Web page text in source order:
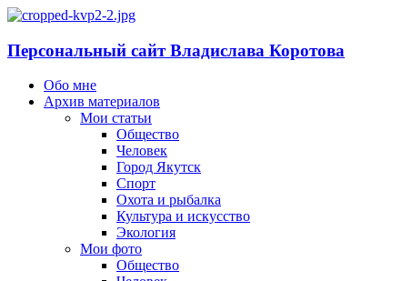
Персональный сайт Владислава Коротова
Обо мне
Архив материалов
Мои статьи
Общество
Человек
Город Якутск
Спорт
Охота и рыбалка
Культура и искусство
Экология
Мои фото
Общество